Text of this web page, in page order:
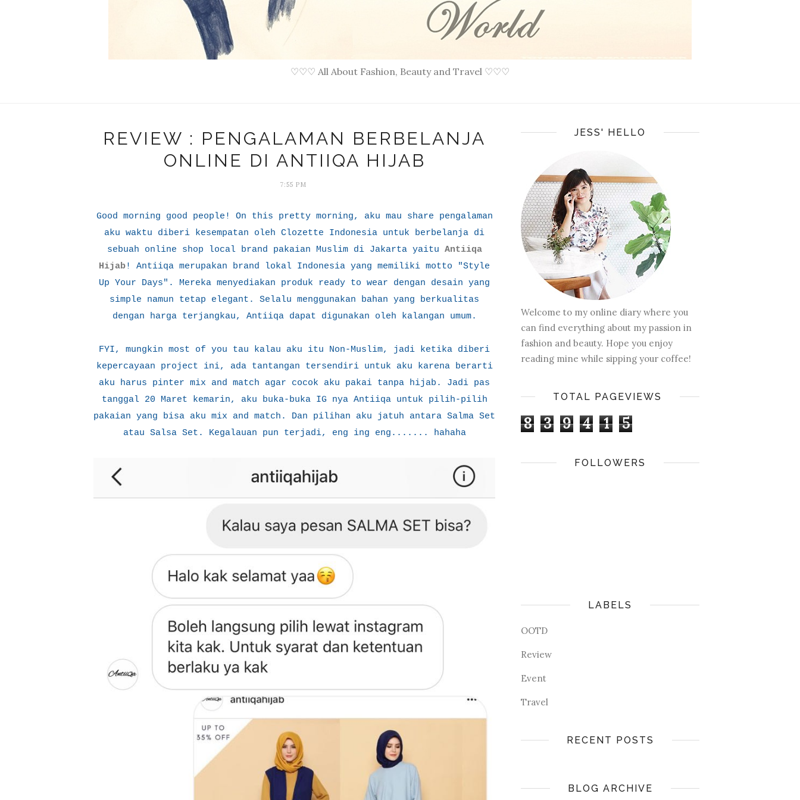
♡♡♡ All About Fashion, Beauty and Travel ♡♡♡
REVIEW : PENGALAMAN BERBELANJA
ONLINE DI ANTIIQA HIJAB
7:55 PM
Good morning good people! On this pretty morning, aku mau share pengalaman
aku waktu diberi kesempatan oleh Clozette Indonesia untuk berbelanja di
sebuah online shop local brand pakaian Muslim di Jakarta yaitu Antiiqa
Hijab! Antiiqa merupakan brand lokal Indonesia yang memiliki motto "Style
Up Your Days". Mereka menyediakan produk ready to wear dengan desain yang
simple namun tetap elegant. Selalu menggunakan bahan yang berkualitas
dengan harga terjangkau, Antiiqa dapat digunakan oleh kalangan umum.
FYI, mungkin most of you tau kalau aku itu Non-Muslim, jadi ketika diberi
kepercayaan project ini, ada tantangan tersendiri untuk aku karena berarti
aku harus pinter mix and match agar cocok aku pakai tanpa hijab. Jadi pas
tanggal 20 Maret kemarin, aku buka-buka IG nya Antiiqa untuk pilih-pilih
pakaian yang bisa aku mix and match. Dan pilihan aku jatuh antara Salma Set
atau Salsa Set. Kegalauan pun terjadi, eng ing eng....... hahaha
JESS' HELLO
Welcome to my online diary where you
can find everything about my passion in
fashion and beauty. Hope you enjoy
reading mine while sipping your coffee!
TOTAL PAGEVIEWS
8 3 9 4 1 5
FOLLOWERS
LABELS
OOTD
Review
Event
Travel
RECENT POSTS
BLOG ARCHIVE